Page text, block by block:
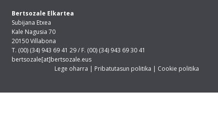
Bertsozale Elkartea
Subijana Etxea
Kale Nagusia 70
20150 Villabona
T. (00) (34) 943 69 41 29 / F. (00) (34) 943 69 30 41
bertsozale[at]bertsozale.eus
Lege oharra | Pribatutasun politika | Cookie politika